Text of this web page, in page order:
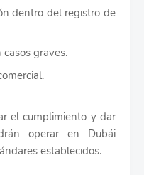
dentro del registro de
graves.
el cumplimiento y dar
operar en Dubái
establecidos.